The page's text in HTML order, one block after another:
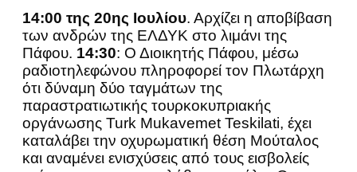
14:00 της 20ης Ιουλίου. Αρχίζει η αποβίβαση
των ανδρών της ΕΛΔΥΚ στο λιμάνι της
Πάφου. 14:30: Ο Διοικητής Πάφου, μέσω
ραδιοτηλεφώνου πληροφορεί τον Πλωτάρχη
ότι δύναμη δύο ταγμάτων της
παραστρατιωτικής τουρκοκυπριακής
οργάνωσης Turk Mukavemet Teskilati, έχει
καταλάβει την οχυρωματική θέση Μούταλος
και αναμένει ενισχύσεις από τους εισβολείς